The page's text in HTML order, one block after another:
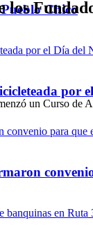
Chico
por
los